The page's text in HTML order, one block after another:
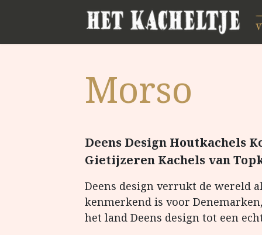
Morso
Deens Design Houtkachels
Gietijzeren Kachels van
Deens design verrukt de wereld
kenmerkend is voor
het land Deens design tot een